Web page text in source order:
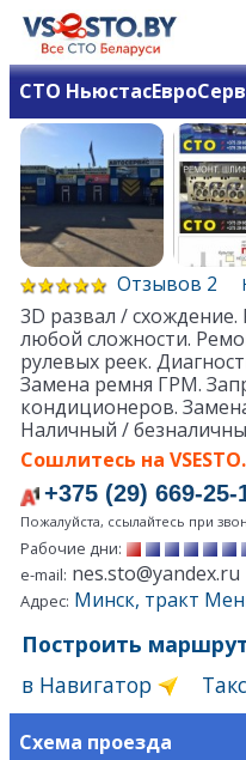
СТО
Отзывов 2
3D развал /
любой сложности.
рулевых реек.
Замена ремня ГРМ.
кондиционеров.
Наличный /
Сошлитесь на
+375 (29) 669-25-
Пожалуйста, ссылайтесь при
Рабочие дни:
e-mail: nes.sto@yandex.ru
Адрес: Минск, тракт
Построить
в Навигатор
Схема проезда